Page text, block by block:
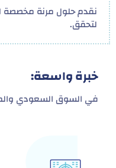
نقدم حلول مرنة مخصصة
لتحقق.
خبرة واسعة:
في السوق السعودي